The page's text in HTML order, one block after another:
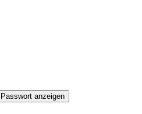
Passwort anzeigen